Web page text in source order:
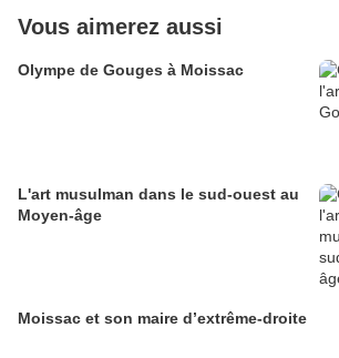
Vous aimerez aussi
Olympe de Gouges à Moissac
L'art musulman dans le sud-ouest au
Moyen-âge
Moissac et son maire d’extrême-droite